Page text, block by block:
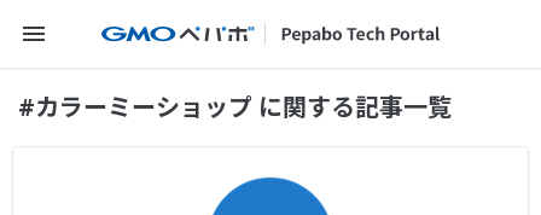
メニューを開く
#カラーミーショップ に関する記事一覧